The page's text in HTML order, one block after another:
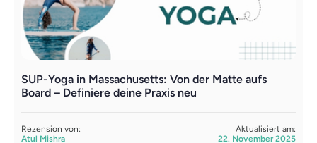
SUP-Yoga in Massachusetts: Von der Matte aufs
Board – Definiere deine Praxis neu
Rezension von:
Atul Mishra
Aktualisiert am:
22. November 2025